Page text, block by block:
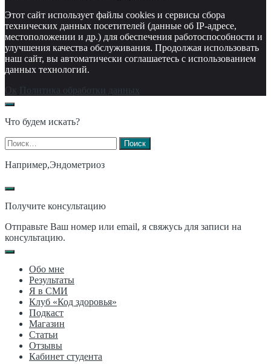
Этот сайт использует файлы cookies и сервисы сбора
технических данных посетителей (данные об IP-адресе,
местоположении и др.) для обеспечения работоспособности и
улучшения качества обслуживания. Продолжая использовать
наш сайт, вы автоматически соглашаетесь с использованием
данных технологий.
Ок Политика обработки данных
Что будем искать?
Найти:
Например,Эндометриоз
Получите консультацию
Отправьте Ваш номер или email, я свяжусь для записи на
консультацию.
Обо мне
Результаты
Я в СМИ
Клуб «Код здоровья»
Подкаст
Магазин
Статьи
Отзывы
Кабинет студента